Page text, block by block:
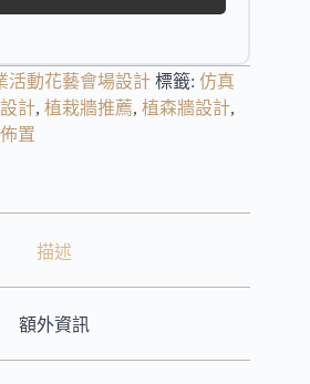
活動花藝會場設計 標籤: 仿真
計, 植栽牆推薦, 植森牆設計,
置
描述
額外資訊